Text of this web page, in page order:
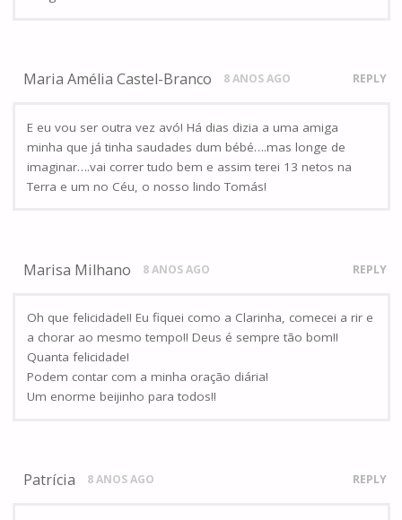
Maria Amélia Castel-Branco 8 ANOS AGO REPLY
E eu vou ser outra vez avó! Há dias dizia a uma amiga
minha que já tinha saudades dum bébé….mas longe de
imaginar….vai correr tudo bem e assim terei 13 netos na
Terra e um no Céu, o nosso lindo Tomás!
Marisa Milhano 8 ANOS AGO REPLY
Oh que felicidade!! Eu fiquei como a Clarinha, comecei a rir e
a chorar ao mesmo tempo!! Deus é sempre tão bom!!
Quanta felicidade!
Podem contar com a minha oração diária!
Um enorme beijinho para todos!!
Patrícia 8 ANOS AGO REPLY